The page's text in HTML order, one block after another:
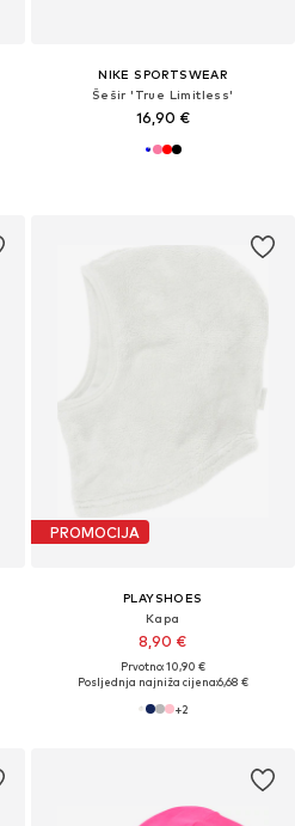
NIKE SPORTSWEAR
Šešir 'True Limitless'
16,90 €
PROMOCIJA
PLAYSHOES
Kapa
8,90 €
Prvotno: 10,90 €
Posljednja najniža cijena:6,68 €
+2